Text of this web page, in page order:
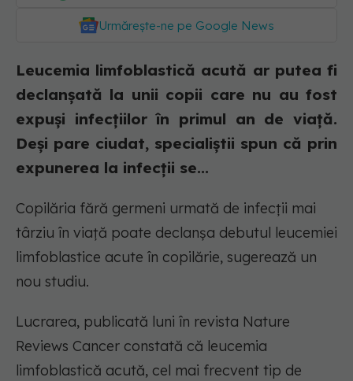
Urmărește-ne pe Google News
Leucemia limfoblastică acută ar putea fi
declanșată la unii copii care nu au fost
expuși infecțiilor în primul an de viață.
Deși pare ciudat, specialiștii spun că prin
expunerea la infecții se...
Copilăria fără germeni urmată de infecții mai
târziu în viață poate declanșa debutul leucemiei
limfoblastice acute în copilărie, sugerează un
nou studiu.
Lucrarea, publicată luni în revista Nature
Reviews Cancer constată că leucemia
limfoblastică acută, cel mai frecvent tip de